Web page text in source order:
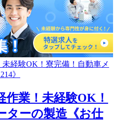
作業！未経験OK！
ターの製造《お仕